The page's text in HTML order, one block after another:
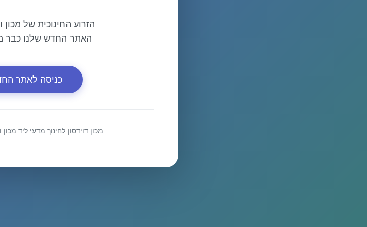
הזרוע החינוכית של מכון
האתר החדש שלנו כבר
כניסה לאתר
מכון דוידסון לחינוך מדעי ליד